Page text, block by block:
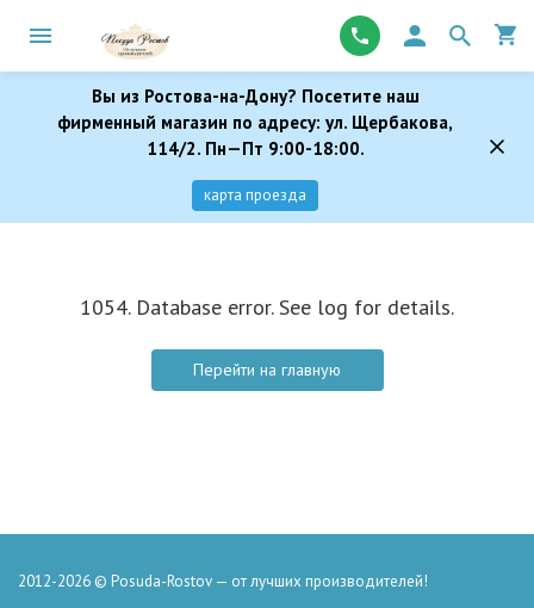
Вы из Ростова-на-Дону? Посетите наш
фирменный магазин по адресу: ул. Щербакова,
114/2. Пн—Пт 9:00-18:00.
карта проезда
1054. Database error. See log for details.
Перейти на главную
2012-2026 © Posuda-Rostov — от лучших производителей!